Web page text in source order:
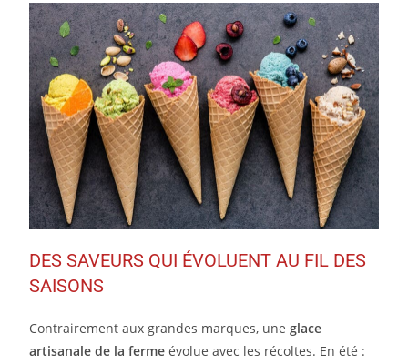
DES SAVEURS QUI ÉVOLUENT AU FIL DES
SAISONS
Contrairement aux grandes marques, uneglace
artisanale de la ferme évolue avec les récoltes. En été :